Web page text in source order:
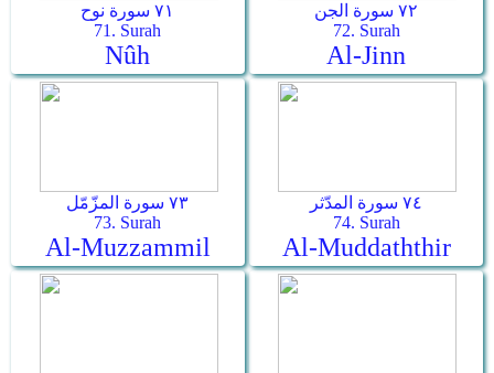
٧١ سورة نوح
71. Surah
Nûh
٧٢ سورة الجن
72. Surah
Al-Jinn
٧٣ سورة المزّمّل
73. Surah
Al-Muzzammil
٧٤ سورة المدّثر
74. Surah
Al-Muddaththir